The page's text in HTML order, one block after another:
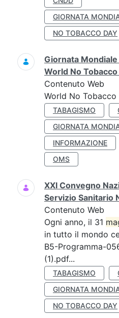
GIORNATA
NO TOBACCO DAY
Giornata
World No Tobacco
Contenuto Web
World No Tobacco
TABAGISMO
GIORNATA
INFORMAZIONE
OMS
XXI Convegno
Servizio Sanitario
Contenuto Web
Ogni anno, il 31
in tutto il mondo
B5-Programma-
(1).pdf...
TABAGISMO
GIORNATA
NO TOBACCO DAY